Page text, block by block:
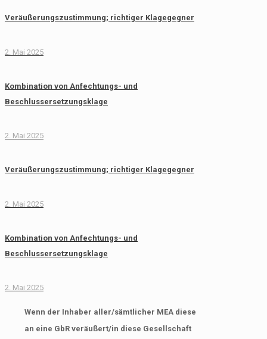
Veräußerungszustimmung; richtiger Klagegegner
2. Mai 2025
Kombination von Anfechtungs- und
Beschlussersetzungsklage
2. Mai 2025
Veräußerungszustimmung; richtiger Klagegegner
2. Mai 2025
Kombination von Anfechtungs- und
Beschlussersetzungsklage
2. Mai 2025
Wenn der Inhaber aller/sämtlicher MEA diese
an eine GbR veräußert/in diese Gesellschaft